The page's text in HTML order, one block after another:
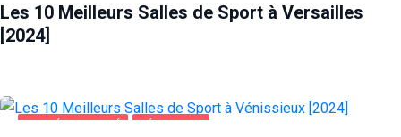
Les 10 Meilleurs Salles de Sport à Versailles
[2024]
SANTÉ ET BEAUTÉ VÉNISSIEUX